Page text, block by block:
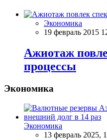
Экономика
19 февраль 2015
Ажиотаж
процессы
Экономика
Экономика
13 февраль 2025,